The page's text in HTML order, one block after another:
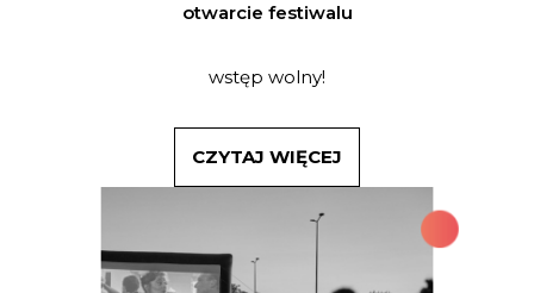
otwarcie festiwalu
wstęp wolny!
CZYTAJ WIĘCEJ